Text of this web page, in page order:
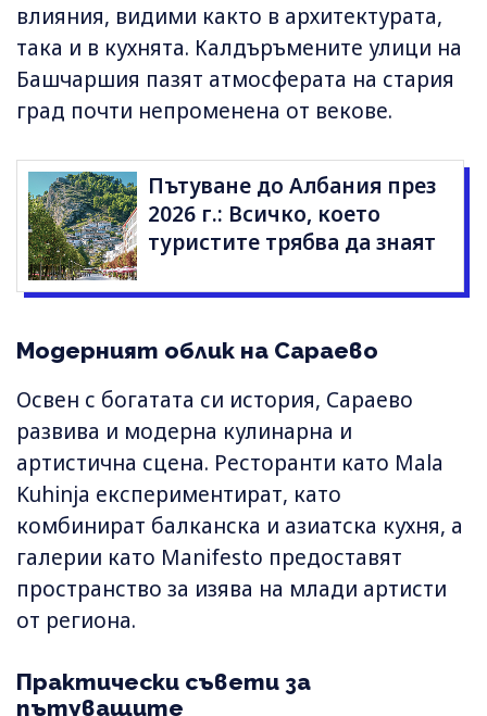
влияния, видими както в архитектурата,
така и в кухнята. Калдъръмените улици на
Башчаршия пазят атмосферата на стария
град почти непроменена от векове.
Пътуване до Албания през
2026 г.: Всичко, което
туристите трябва да знаят
Модерният облик на Сараево
Освен с богатата си история, Сараево
развива и модерна кулинарна и
артистична сцена. Ресторанти като Mala
Kuhinja експериментират, като
комбинират балканска и азиатска кухня, а
галерии като Manifesto предоставят
пространство за изява на млади артисти
от региона.
Практически съвети за
пътуващите